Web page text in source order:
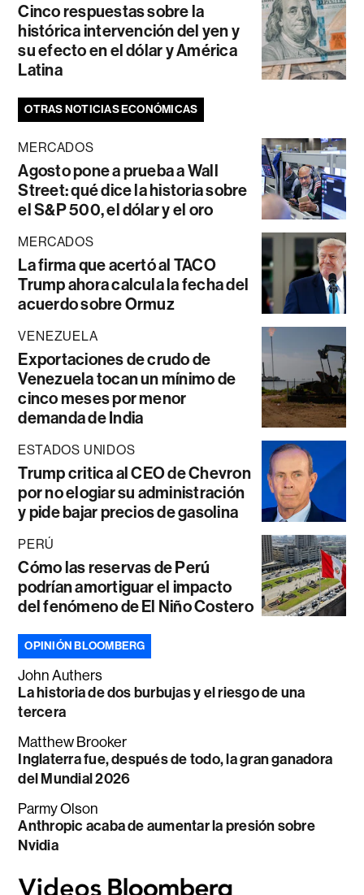
Cinco respuestas sobre la
histórica intervención del yen y
su efecto en el dólar y América
Latina
OTRAS NOTICIAS ECONÓMICAS
MERCADOS
Agosto pone a prueba a Wall
Street: qué dice la historia sobre
el S&P 500, el dólar y el oro
MERCADOS
La firma que acertó al TACO
Trump ahora calcula la fecha del
acuerdo sobre Ormuz
VENEZUELA
Exportaciones de crudo de
Venezuela tocan un mínimo de
cinco meses por menor
demanda de India
ESTADOS UNIDOS
Trump critica al CEO de Chevron
por no elogiar su administración
y pide bajar precios de gasolina
PERÚ
Cómo las reservas de Perú
podrían amortiguar el impacto
del fenómeno de El Niño Costero
OPINIÓN BLOOMBERG
John Authers
La historia de dos burbujas y el riesgo de una
tercera
Matthew Brooker
Inglaterra fue, después de todo, la gran ganadora
del Mundial 2026
Parmy Olson
Anthropic acaba de aumentar la presión sobre
Nvidia